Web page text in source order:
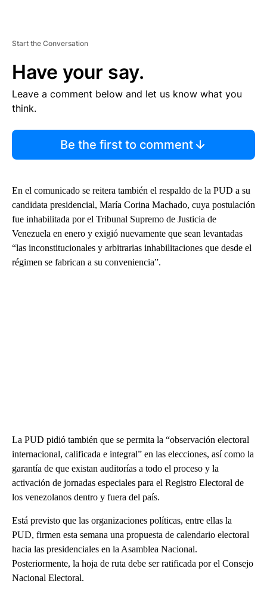
Start the Conversation
Have your say.
Leave a comment below and let us know what you
think.
Be the first to comment
En el comunicado se reitera también el respaldo de la PUD a su
candidata presidencial, María Corina Machado, cuya postulación
fue inhabilitada por el Tribunal Supremo de Justicia de
Venezuela en enero y exigió nuevamente que sean levantadas
“las inconstitucionales y arbitrarias inhabilitaciones que desde el
régimen se fabrican a su conveniencia”.
La PUD pidió también que se permita la “observación electoral
internacional, calificada e integral” en las elecciones, así como la
garantía de que existan auditorías a todo el proceso y la
activación de jornadas especiales para el Registro Electoral de
los venezolanos dentro y fuera del país.
Está previsto que las organizaciones políticas, entre ellas la
PUD, firmen esta semana una propuesta de calendario electoral
hacia las presidenciales en la Asamblea Nacional.
Posteriormente, la hoja de ruta debe ser ratificada por el Consejo
Nacional Electoral.